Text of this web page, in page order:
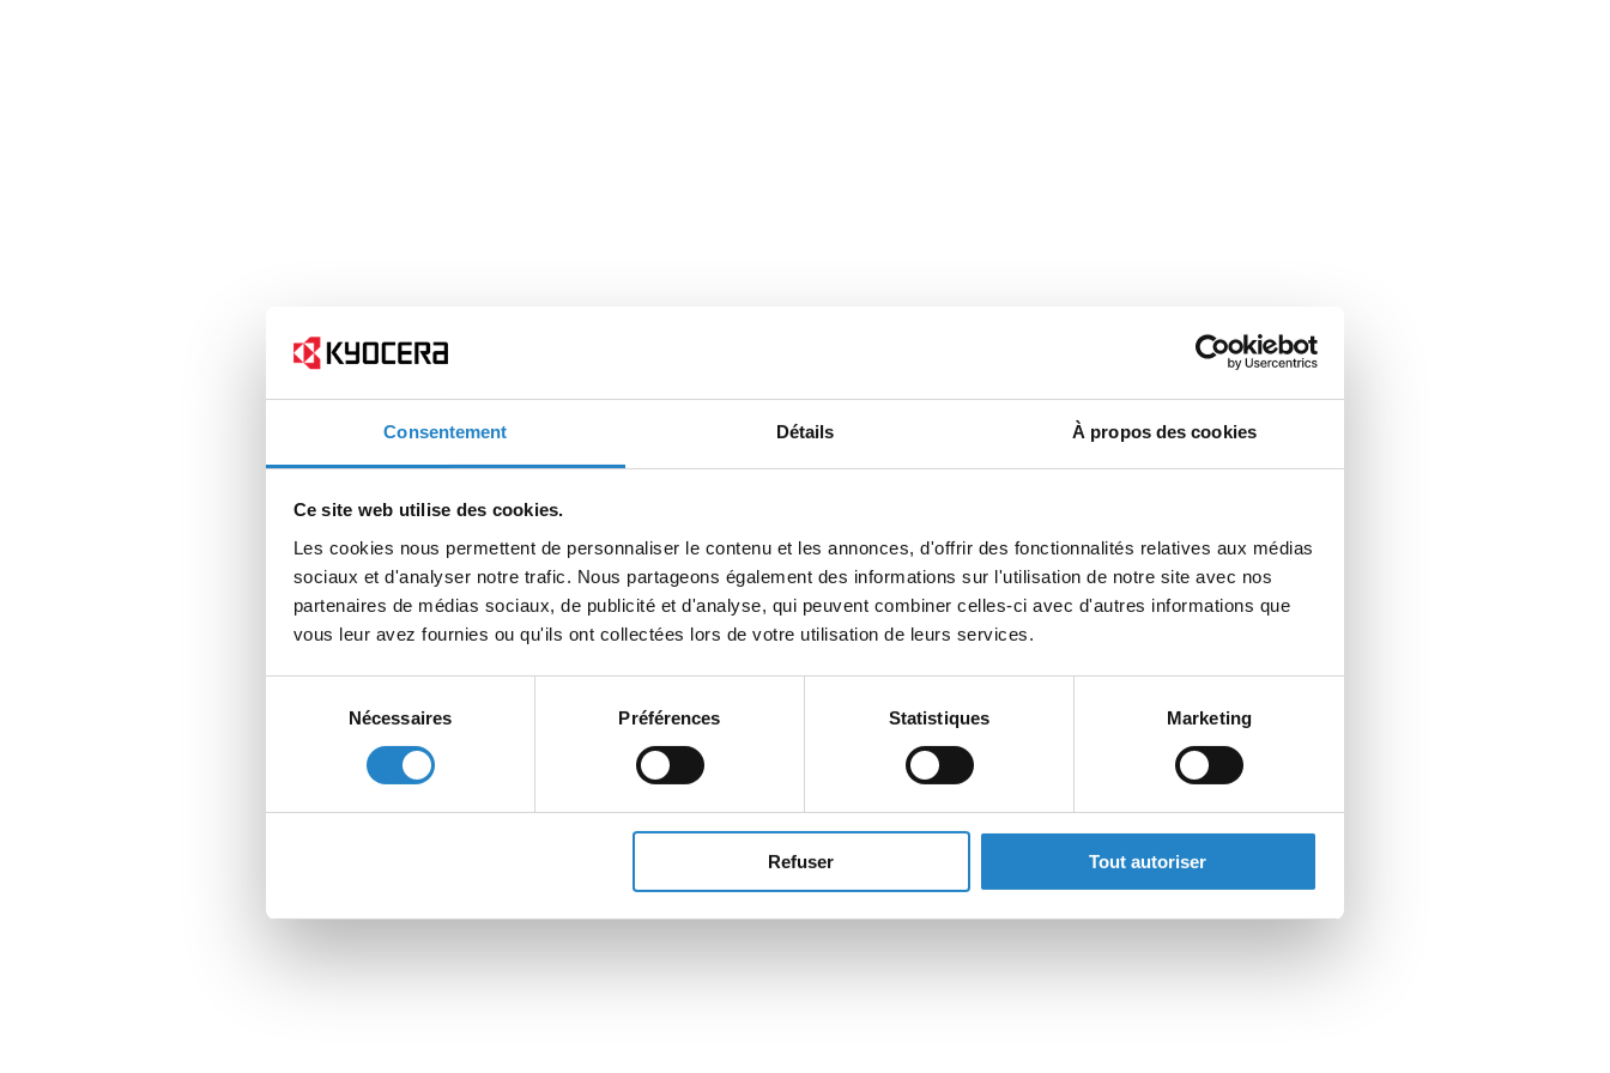
Consentement Détails À propos des cookies
Ce site web utilise des cookies.
Les cookies nous permettent de personnaliser le contenu et les annonces, d'offrir des fonctionnalités relatives aux médias
sociaux et d'analyser notre trafic. Nous partageons également des informations sur l'utilisation de notre site avec nos
partenaires de médias sociaux, de publicité et d'analyse, qui peuvent combiner celles-ci avec d'autres informations que
vous leur avez fournies ou qu'ils ont collectées lors de votre utilisation de leurs services.
consentement
Nécessaires Préférences Statistiques Marketing
Refuser Tout autoriser